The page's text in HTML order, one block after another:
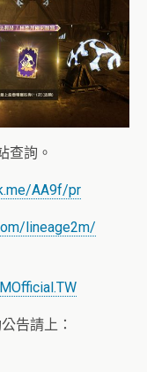
查詢。
AA9f/pr
lineage2m/
告請上：